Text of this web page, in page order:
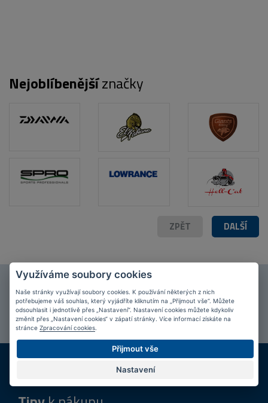
Nejoblíbenějšíznačky
DALŠÍ
ZPĚT
Připojte se k našimfanouškůmna Facebooku!
PŘIPOJIT SE
DOPRAVA ZDARMA
KAMENNÉ PRODEJNY
Jsme na trhu více než 10 let
Využíváme soubory cookies
Naše stránky využívají soubory cookies. K používání některých z nich
potřebujeme váš souhlas, který vyjádříte kliknutím na „Přijmout vše“. Můžete
odsouhlasit i jednotlivě přes „Nastavení“. Nastavení cookies můžete kdykoliv
změnit přes „Nastavení cookies“ v zápatí stránky. Více informací získáte na
stránce Zpracování cookies
Přijmout vše
Nastavení